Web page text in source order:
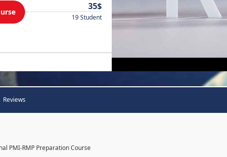
35$
19 Student
Reviews
PMI-RMP Preparation Course